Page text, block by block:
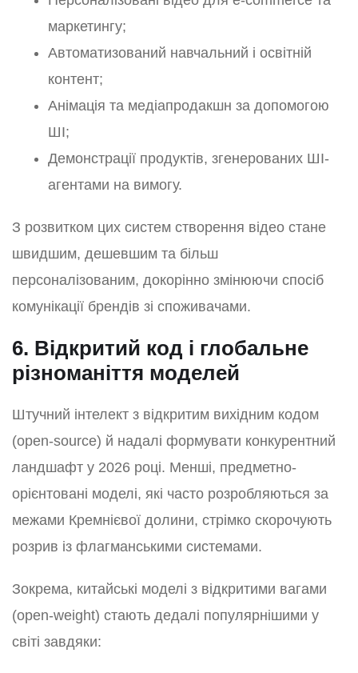
маркетингу;
Автоматизований навчальний і освітній
контент;
Aнімація та медіапродакшн за допомогою
ШІ;
Демонстрації продуктів, згенерованих ШI-
агентами на вимогу.
З розвитком цих систем створення відео стане
швидшим, дешевшим та більш
персоналізованим, докорінно змінюючи спосіб
комунікації брендів зі споживачами.
6. Відкритий код і глобальне
різноманіття моделей
Штучний інтелект з відкритим вихідним кодом
(open-source) й надалі формувати конкурентний
ландшафт у 2026 році. Менші, предметно-
орієнтовані моделі, які часто розробляються за
межами Кремнієвої долини, стрімко скорочують
розрив із флагманськими системами.
Зокрема, китайські моделі з відкритими вагами
(open-weight) стають дедалі популярнішими у
світі завдяки: